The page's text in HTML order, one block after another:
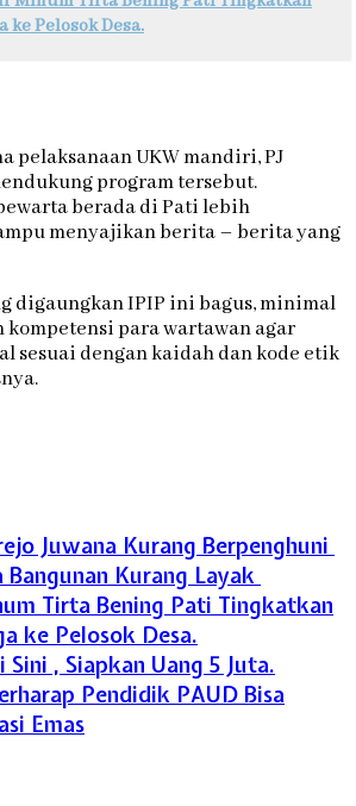
ke Pelosok Desa.
pelaksanaan UKW mandiri, PJ
program tersebut.
berada di Pati lebih
menyajikan berita – berita yang
digaungkan IPIP ini bagus, minimal
para wartawan agar
sesuai dengan kaidah dan kode etik
Juwana Kurang Berpenghuni
Bangunan Kurang Layak
Tirta Bening Pati Tingkatkan
ke Pelosok Desa.
Sini , Siapkan Uang 5 Juta.
Pendidik PAUD Bisa
Emas